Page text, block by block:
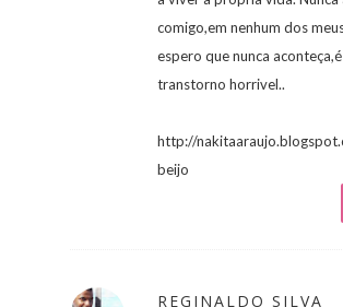
comigo,em nenhum dos
espero que nunca
transtorno horrivel..
http://
beijo
REGINALDO SILVA